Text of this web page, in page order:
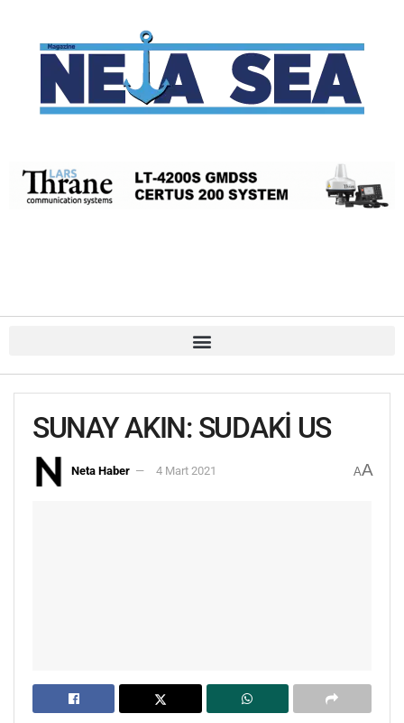
SUNAY AKIN: SUDAKİ US
Neta Haber 4 Mart 2021 AA